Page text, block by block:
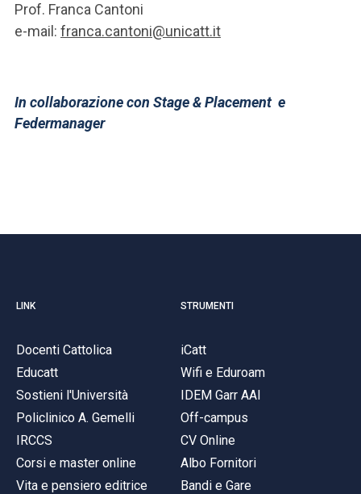
Prof. Franca Cantoni
e-mail: franca.cantoni@unicatt.it
In collaborazione con Stage & Placement e
Federmanager
LINK
Docenti Cattolica
Educatt
Sostieni l'Università
Policlinico A. Gemelli
IRCCS
Corsi e master online
Vita e pensiero editrice
STRUMENTI
iCatt
Wifi e Eduroam
IDEM Garr AAI
Off-campus
CV Online
Albo Fornitori
Bandi e Gare